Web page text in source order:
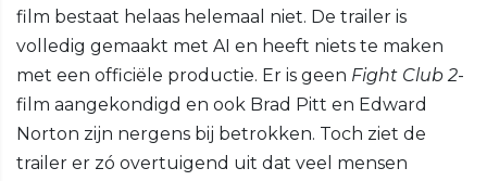
film bestaat helaas helemaal niet. De trailer is
volledig gemaakt met AI en heeft niets te maken
met een officiële productie. Er is geen Fight Club 2-
film aangekondigd en ook Brad Pitt en Edward
Norton zijn nergens bij betrokken. Toch ziet de
trailer er zó overtuigend uit dat veel mensen